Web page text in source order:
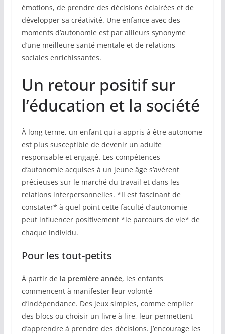
émotions, de prendre des décisions éclairées et de
développer sa créativité. Une enfance avec des
moments d’autonomie est par ailleurs synonyme
d’une meilleure santé mentale et de relations
sociales enrichissantes.
Un retour positif sur
l’éducation et la société
À long terme, un enfant qui a appris à être autonome
est plus susceptible de devenir un adulte
responsable et engagé. Les compétences
d’autonomie acquises à un jeune âge s’avèrent
précieuses sur le marché du travail et dans les
relations interpersonnelles. *Il est fascinant de
constater* à quel point cette faculté d’autonomie
peut influencer positivement *le parcours de vie* de
chaque individu.
Pour les tout-petits
À partir de la première année, les enfants
commencent à manifester leur volonté
d’indépendance. Des jeux simples, comme empiler
des blocs ou choisir un livre à lire, leur permettent
d’apprendre à prendre des décisions. J’encourage les